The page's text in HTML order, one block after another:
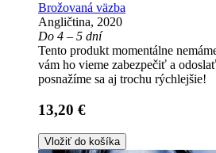
Brožovaná väzba
Angličtina, 2020
Do 4 – 5 dní
Tento produkt momentálne
vám ho vieme zabezpečiť a
posnažíme sa aj trochu rýchlejšie!
13,20 €
Vložiť do košíka